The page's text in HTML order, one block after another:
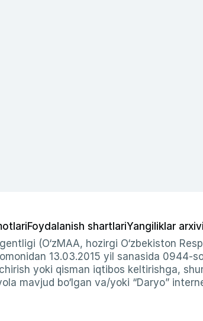
Foydalanish shartlariYangiliklar arxivi
(O‘zMAA, hozirgi O‘zbekiston
13.03.2015 yil sanasida 0944-
yoki qisman iqtibos keltirishga,
mavjud bo‘lgan va/yoki “Daryo”